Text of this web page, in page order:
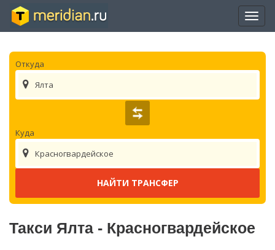
Откуда
Ялта
Куда
Красногвардейское
Такси Ялта - Красногвардейское